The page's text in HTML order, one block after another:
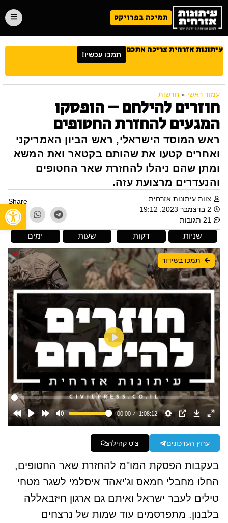
תמיכה בפרויקט
עיתונות אזרחית צריכה אתכם תמכו עכשיו!
עמוד ראשי » חדשות
חוזרים להילחם – הופסקו
המגעים להחזרת החטופים
ראש המוסד הישראלי, ראש הביון האמריקני
ואחרים קטעו את שהותם בקטאר ואת המשא
ומתן שהם ניהלו להחזרת שאר החטופים
והנעדרים מרצועת עזה.
צוות עיתונות אזרחית
2 בדצמבר 2023. 19:12
21 תגובות
Share
ימים שעות דקות שניות
תמכו בשידור
ערוץ העדכונים צ'ט קהילה
בעקבות הפסקת המו"מ להחזרת שאר החטופים,
החלו מחבלי חמאס וג'יאהד איסלמי לשגר מטחי
טילים לעבר ישראל ואיתם גם ארגון חיזבאללה
בלבנון. מתפרסמים עוד שמות של נרצחים